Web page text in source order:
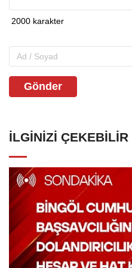
Gönder
İLGINIZI ÇEKEBILIR